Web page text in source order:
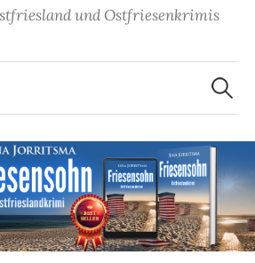
und Ostfriesenkrimis
Suchen
nach: